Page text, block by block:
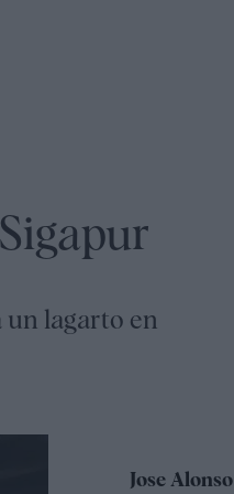
un lagarto en
Jose Alonso